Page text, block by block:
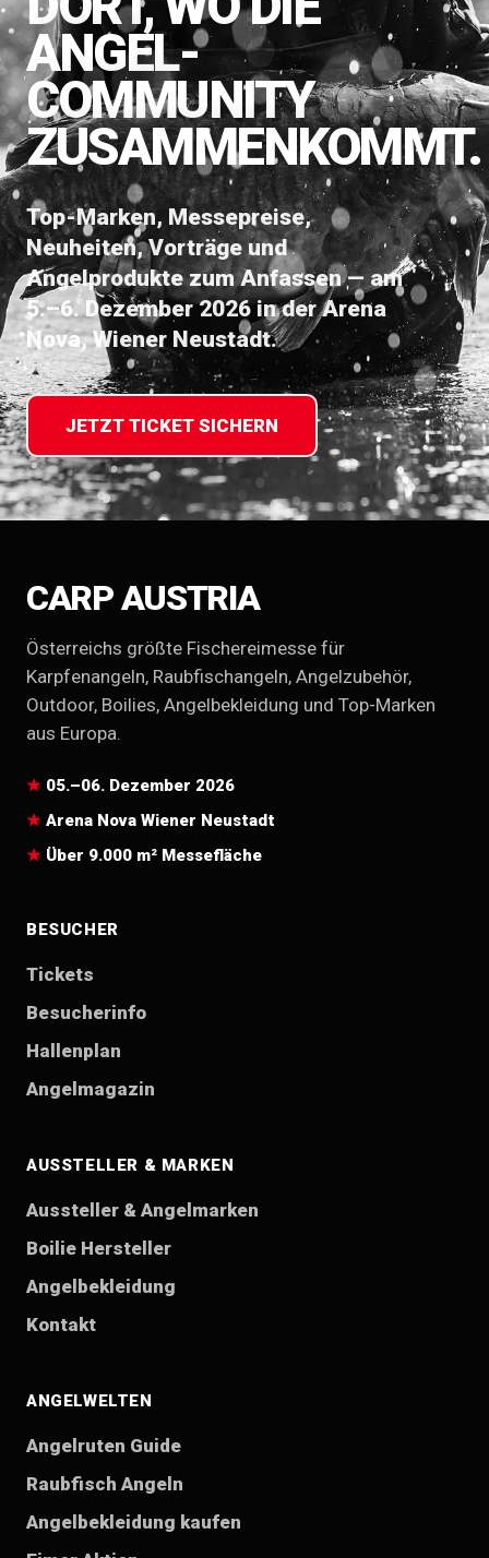
ANGEL-
COMMUNITY
ZUSAMMENKOMMT.
Top-Marken, Messepreise,
Neuheiten, Vorträge und
Angelprodukte zum Anfassen — am
5.–6. Dezember 2026 in der Arena
Nova, Wiener Neustadt.
JETZT TICKET SICHERN
CARP AUSTRIA
Österreichs größte Fischereimesse für
Karpfenangeln, Raubfischangeln, Angelzubehör,
Outdoor, Boilies, Angelbekleidung und Top-Marken
aus Europa.
05.–06. Dezember 2026
Arena Nova Wiener Neustadt
Über 9.000 m² Messefläche
BESUCHER
Tickets
Besucherinfo
Hallenplan
Angelmagazin
AUSSTELLER & MARKEN
Aussteller & Angelmarken
Boilie Hersteller
Angelbekleidung
Kontakt
ANGELWELTEN
Angelruten Guide
Raubfisch Angeln
Angelbekleidung kaufen